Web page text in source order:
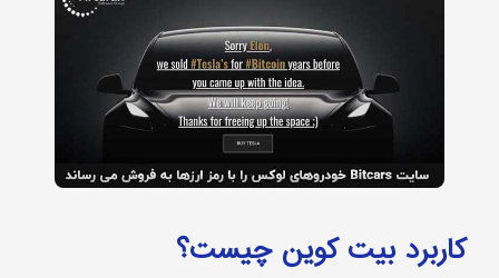
کاربرد بیت کوین چیست؟